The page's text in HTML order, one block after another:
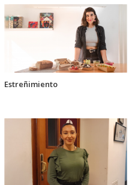
Estreñimiento